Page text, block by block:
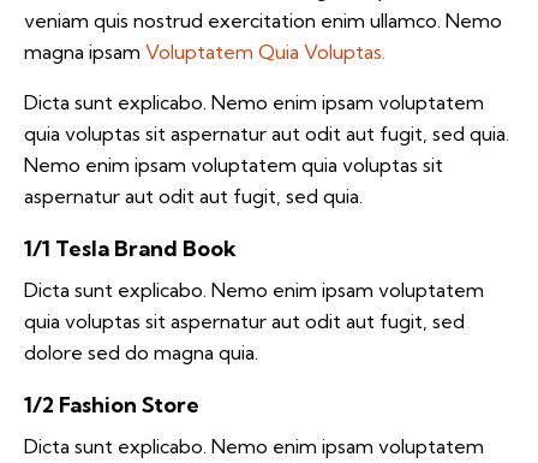
veniam quis nostrud exercitation enim ullamco. Nemo
magna ipsam Voluptatem Quia Voluptas.
Dicta sunt explicabo. Nemo enim ipsam voluptatem
quia voluptas sit aspernatur aut odit aut fugit, sed quia.
Nemo enim ipsam voluptatem quia voluptas sit
aspernatur aut odit aut fugit, sed quia.
1/1 Tesla Brand Book
Dicta sunt explicabo. Nemo enim ipsam voluptatem
quia voluptas sit aspernatur aut odit aut fugit, sed
dolore sed do magna quia.
1/2 Fashion Store
Dicta sunt explicabo. Nemo enim ipsam voluptatem